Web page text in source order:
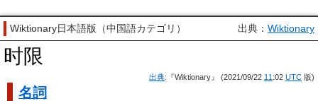
Wiktionary日本語版（中国語カテゴリ） 出典： Wiktionary
时限
出典:『Wiktionary』 (2021/09/22 11 :02 UTC 版)
名詞